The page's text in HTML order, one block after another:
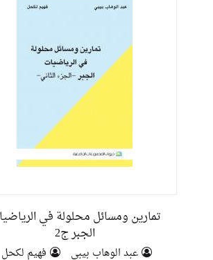
تمارين ومسائل محلولة في
الجبر ج2
عبد الوهاب بيبي فهيم لكحل